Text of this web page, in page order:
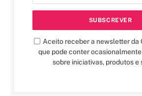
Aceito receber a newsletter da
que pode conter
sobre iniciativas, produtos e